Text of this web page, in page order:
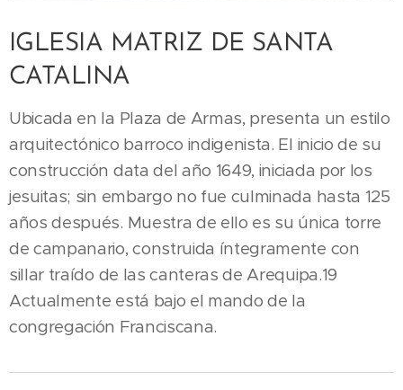
IGLESIA MATRIZ DE SANTA
CATALINA
Ubicada en la Plaza de Armas, presenta un estilo
arquitectónico barroco indigenista. El inicio de su
construcción data del año 1649, iniciada por los
jesuitas; sin embargo no fue culminada hasta 125
años después. Muestra de ello es su única torre
de campanario, construida íntegramente con
sillar traído de las canteras de Arequipa.19​
Actualmente está bajo el mando de la
congregación Franciscana.